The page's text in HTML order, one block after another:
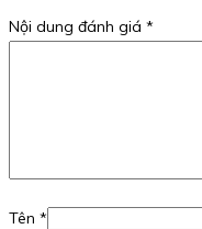
Nội dung đánh giá *
Tên *